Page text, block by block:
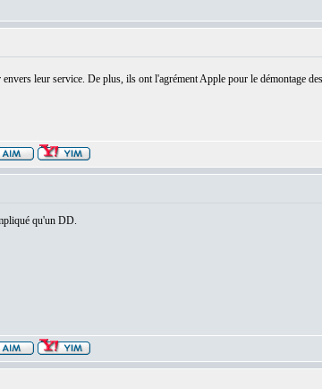
leur service. De plus, ils ont l'agrément Apple pour le démontage
qu'un DD.